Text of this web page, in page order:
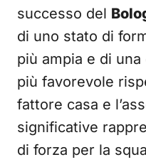
successo del
di uno stato di
più ampia e di
più favorevole
fattore casa e
significative
di forza per la